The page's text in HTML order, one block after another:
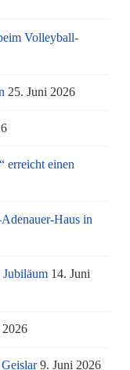
Volleyball-
25. Juni 2026
erreicht einen
Haus in
Jubiläum 14. Juni
2026
9. Juni 2026